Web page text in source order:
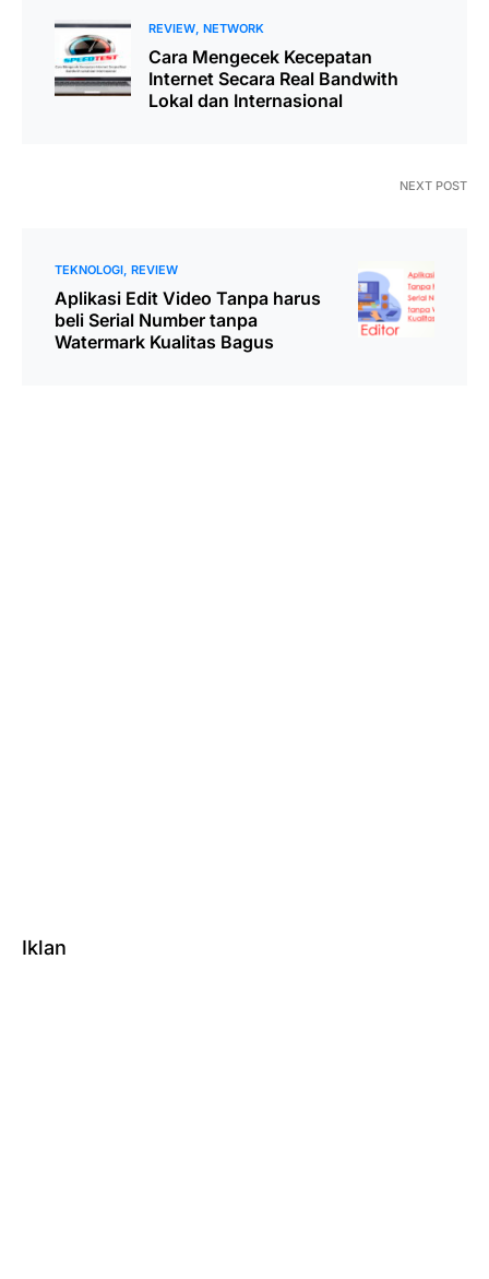
REVIEW NETWORK
Cara Mengecek Kecepatan
Internet Secara Real Bandwith
Lokal dan Internasional
NEXT POST
TEKNOLOGI REVIEW
Aplikasi Edit Video Tanpa harus
beli Serial Number tanpa
Watermark Kualitas Bagus
Iklan